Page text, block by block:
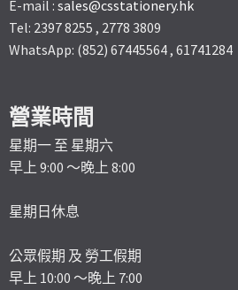
E-mail : sales@csstationery.hk
Tel: 2397 8255 , 2778 3809
WhatsApp: (852) 67445564 , 61741284
營業時間
星期一 至 星期六
早上 9:00 ～晚上 8:00
星期日休息
公眾假期 及 勞工假期
早上 10:00 ～晚上 7:00